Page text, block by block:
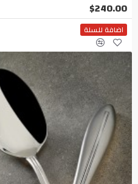
$240.00
اضافة للسلة